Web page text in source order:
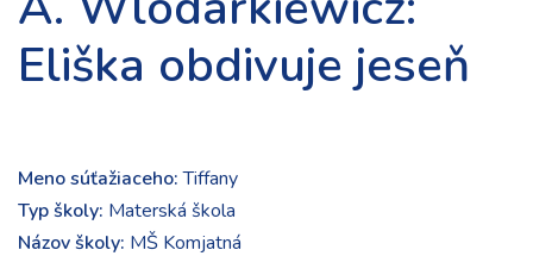
Eliška obdivuje jeseň
Meno súťažiaceho:Tiffany
Typ školy: Materská škola
Názov školy: MŠ Komjatná